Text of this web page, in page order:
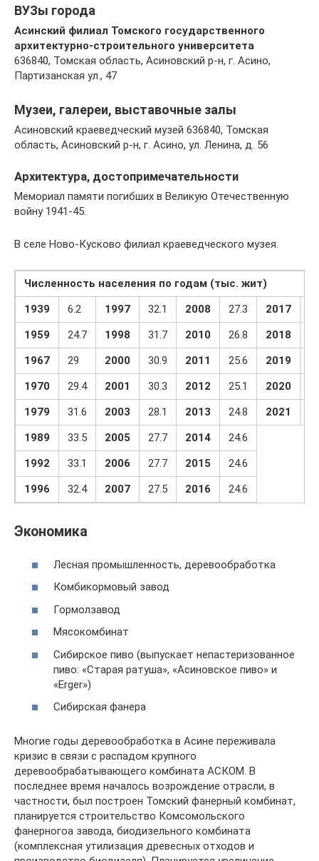
ВУЗы города
Асинский филиал Томского государственного
архитектурно-строительного университета
636840, Томская область, Асиновский р-н, г. Асино,
Партизанская ул., 47
Музеи, галереи, выставочные залы
Асиновский краеведческий музей 636840, Томская
область, Асиновский р-н, г. Асино, ул. Ленина, д. 56
Архитектура, достопримечательности
Мемориал памяти погибших в Великую Отечественную
войну 1941-45.
В селе Ново-Кусково филиал краеведческого музея.
Численность населения по годам (тыс. жит)
1939
6.2 1997 32.1 2008 27.3 2017
1959
24.7 1998 31.7 2010 26.8 2018
1967
29 2000 30.9 2011 25.6 2019
1970
29.4 2001 30.3 2012 25.1 2020
1979
31.6 2003 28.1 2013 24.8 2021
1989
33.5 2005 27.7 2014
24.6
1992
33.1 2006 27.7 2015
24.6
1996
32.4 2007 27.5 2016 24.6
Экономика
Лесная промышленность, деревообработка
Комбикормовый завод
Гормолзавод
Мясокомбинат
Сибирское пиво (выпускает непастеризованное
пиво: «Старая ратуша», «Асиновское пиво» и
«Erger»)
Сибирская фанера
Многие годы деревообработка в Асине переживала
кризис в связи с распадом крупного
деревообрабатывающего комбината АСКОМ. В
последнее время началось возрождение отрасли, в
частности, был построен Томский фанерный комбинат,
планируется строительство Комсомольского
фанерногоа завода, биодизельного комбината
(комплексная утилизация древесных отходов и